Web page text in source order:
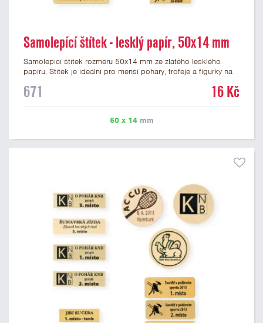
Samolepící štítek - lesklý papír, 50x14 mm
Samolepicí štítek rozměru 50x14 mm ze zlatého lesklého
papíru. Štítek je ideální pro menší poháry, trofeje a figurky na
libovolné logo nebo text. U textu doporučujeme maximálně 3
prvním kroku objednávky.
671 16 Kč
50 x 14mm